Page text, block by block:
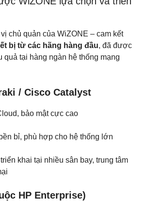
chủ quản của WiZONE – cam kết
bị từ các hãng hàng đầu, đã được
quả tại hàng ngàn hệ thống mạng
/ Cisco Catalyst
bảo mật cực cao
bỉ, phù hợp cho hệ thống lớn
khai tại nhiều sân bay, trung tâm
HP Enterprise)